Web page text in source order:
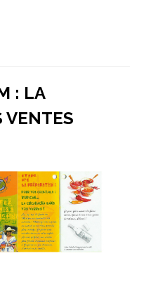
: LA
VENTES